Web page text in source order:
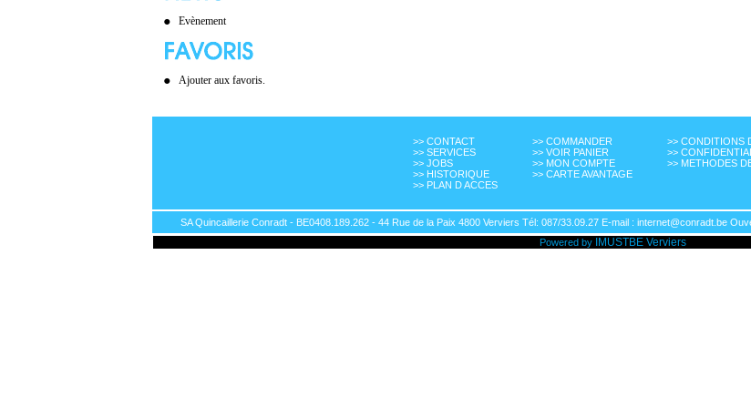
Evènement
Ajouter aux favoris.
>> CONTACT
>> SERVICES
>> JOBS
>> HISTORIQUE
>> PLAN D ACCES
>> COMMANDER
>> VOIR PANIER
>> MON COMPTE
>> CARTE AVANTAGE
>> CONDITIONS
>>
>> METHODES
SA Quincaillerie Conradt - BE0408.189.262 - 44 Rue de la Paix 4800 Verviers Tél: 087/33.09.27 E-mail : internet@conradt.be
Powered by
IMUSTBE Verviers